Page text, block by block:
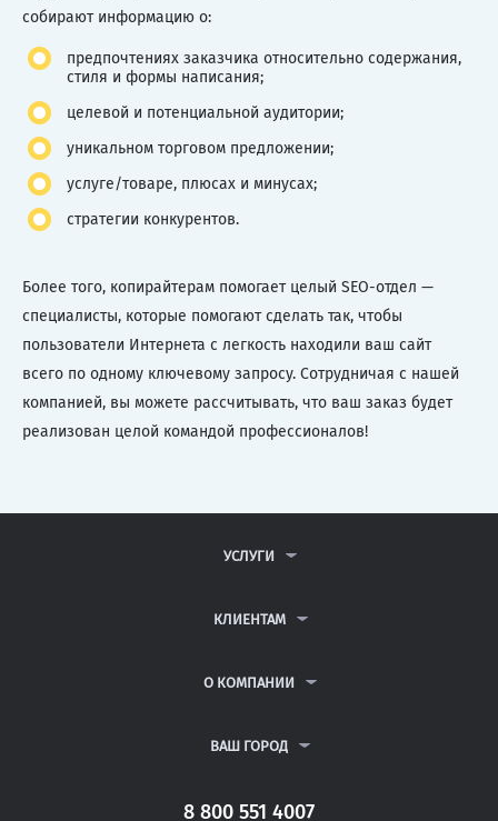
собирают информацию о:
предпочтениях заказчика относительно содержания,
стиля и формы написания;
целевой и потенциальной аудитории;
уникальном торговом предложении;
услуге/товаре, плюсах и минусах;
стратегии конкурентов.
Более того, копирайтерам помогает целый SEO-отдел —
специалисты, которые помогают сделать так, чтобы
пользователи Интернета с легкость находили ваш сайт
всего по одному ключевому запросу. Сотрудничая с нашей
компанией, вы можете рассчитывать, что ваш заказ будет
реализован целой командой профессионалов!
УСЛУГИ
ДИПЛОМНЫЕ РАБОТЫ
РЕФЕРАТЫ
КЛИЕНТАМ
ВОПРОСЫ И ОТВЕТЫ
ПОЛИТИКА КОНФИДЕНЦИАЛЬНОСТИ
О КОМПАНИИ
КОНТАКТЫ
ВАШ ГОРОД
САНКТ-ПЕТЕРБУРГ
8 800 551 4007